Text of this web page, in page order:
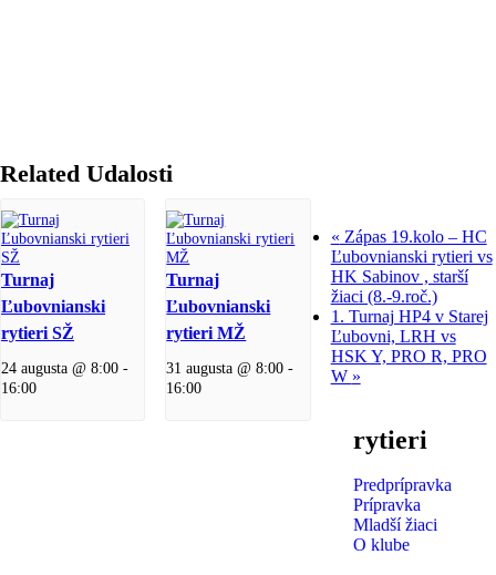
Related Udalosti
Turnaj
Ľubovnianski
rytieri SŽ
24 augusta @ 8:00 -
16:00
Turnaj
Ľubovnianski
rytieri MŽ
31 augusta @ 8:00 -
16:00
« Zápas 19.kolo – HC
Ľubovnianski rytieri vs
HK Sabinov , starší
žiaci (8.-9.roč.)
1. Turnaj HP4 v Starej
Ľubovni, LRH vs
HSK Y, PRO R, PRO
W »
rytieri
Predprípravka
Prípravka
Mladší žiaci
O klube